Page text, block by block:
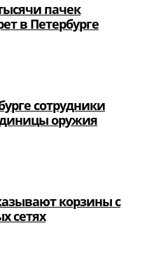
пачек
в Петербурге
сотрудники
оружия
корзины с
сетях